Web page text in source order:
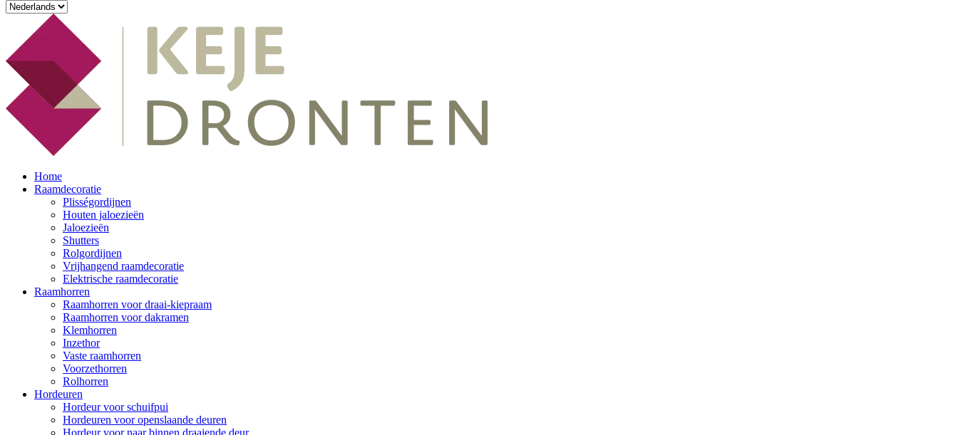
Home
Raamdecoratie
Plisségordijnen
Houten jaloezieën
Jaloezieën
Shutters
Rolgordijnen
Vrijhangend raamdecoratie
Elektrische raamdecoratie
Raamhorren
Raamhorren voor draai-kiepraam
Raamhorren voor dakramen
Klemhorren
Inzethor
Vaste raamhorren
Voorzethorren
Rolhorren
Hordeuren
Hordeur voor schuifpui
Hordeuren voor openslaande deuren
Hordeur voor naar binnen draaiende deur